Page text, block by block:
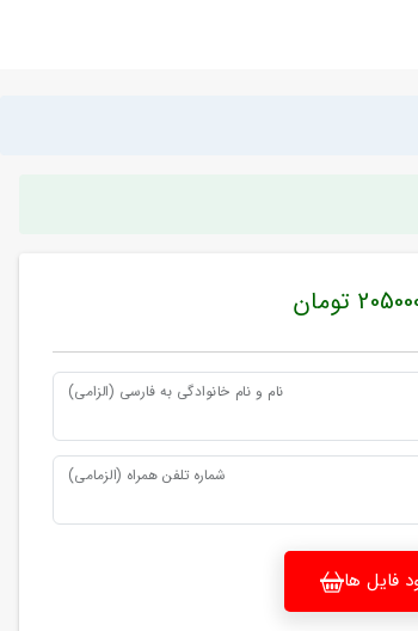
نام و نام خانوادگی به فارسی (الزامی)
شماره تلفن همراه (الزمامی)
فایل ها